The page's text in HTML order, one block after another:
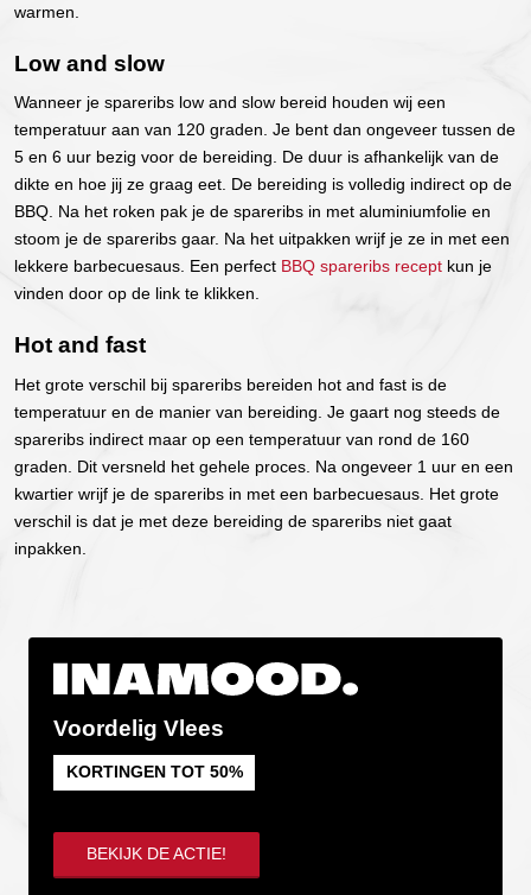
warmen.
Low and slow
Wanneer je spareribs low and slow bereid houden wij een
temperatuur aan van 120 graden. Je bent dan ongeveer tussen de
5 en 6 uur bezig voor de bereiding. De duur is afhankelijk van de
dikte en hoe jij ze graag eet. De bereiding is volledig indirect op de
BBQ. Na het roken pak je de spareribs in met aluminiumfolie en
stoom je de spareribs gaar. Na het uitpakken wrijf je ze in met een
lekkere barbecuesaus. Een perfect BBQ spareribs recept kun je
vinden door op de link te klikken.
Hot and fast
Het grote verschil bij spareribs bereiden hot and fast is de
temperatuur en de manier van bereiding. Je gaart nog steeds de
spareribs indirect maar op een temperatuur van rond de 160
graden. Dit versneld het gehele proces. Na ongeveer 1 uur en een
kwartier wrijf je de spareribs in met een barbecuesaus. Het grote
verschil is dat je met deze bereiding de spareribs niet gaat
inpakken.
Voordelig Vlees
KORTINGEN TOT 50%
BEKIJK DE ACTIE!